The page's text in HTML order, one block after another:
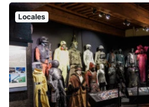
Locales